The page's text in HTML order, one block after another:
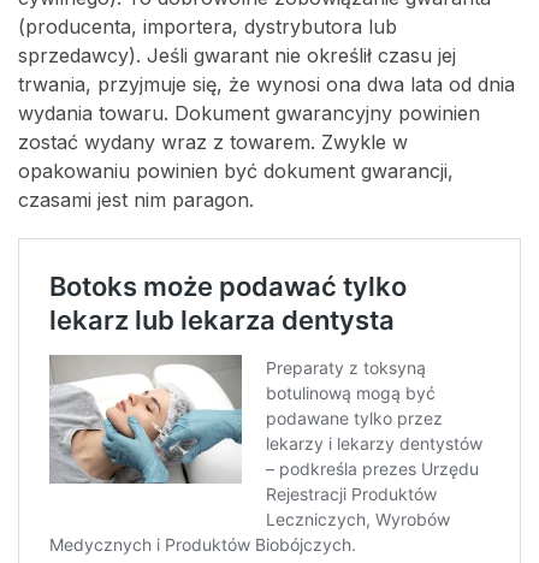
(producenta, importera, dystrybutora lub
sprzedawcy). Jeśli gwarant nie określił czasu jej
trwania, przyjmuje się, że wynosi ona dwa lata od dnia
wydania towaru. Dokument gwarancyjny powinien
zostać wydany wraz z towarem. Zwykle w
opakowaniu powinien być dokument gwarancji,
czasami jest nim paragon.